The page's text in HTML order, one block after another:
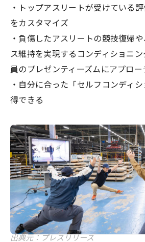
・トップアスリートが受けている
をカスタマイズ
・負傷したアスリートの競技復帰
ス維持を実現するコンディショニ
員のプレゼンティーズムにアプロー
・自分に合った「セルフコンディ
得できる
出典元：プレスリリース